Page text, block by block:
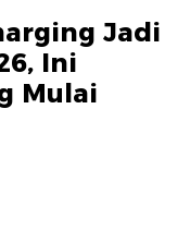
Jadi
Ini
Mulai